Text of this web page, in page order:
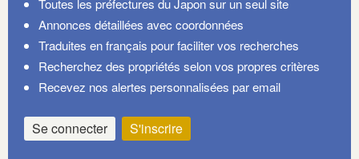
Toutes les préfectures du Japon sur un seul site
Annonces détaillées avec coordonnées
Traduites en français pour faciliter vos recherches
Recherchez des propriétés selon vos propres critères
Recevez nos alertes personnalisées par email
Se connecter S'inscrire